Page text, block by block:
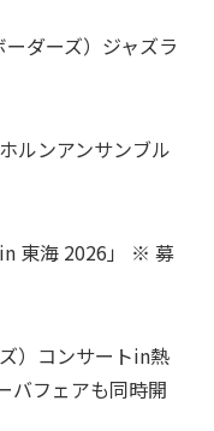
ダーズ）ジャズラ
ルンアンサンブル
in 東海 2026」 ※ 募
）コンサートin熱
バフェアも同時開